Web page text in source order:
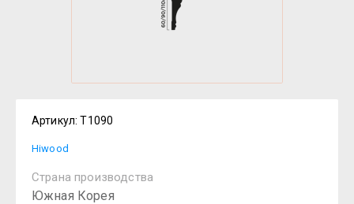
Артикул: T1090
Hiwood
Страна производства
Южная Корея